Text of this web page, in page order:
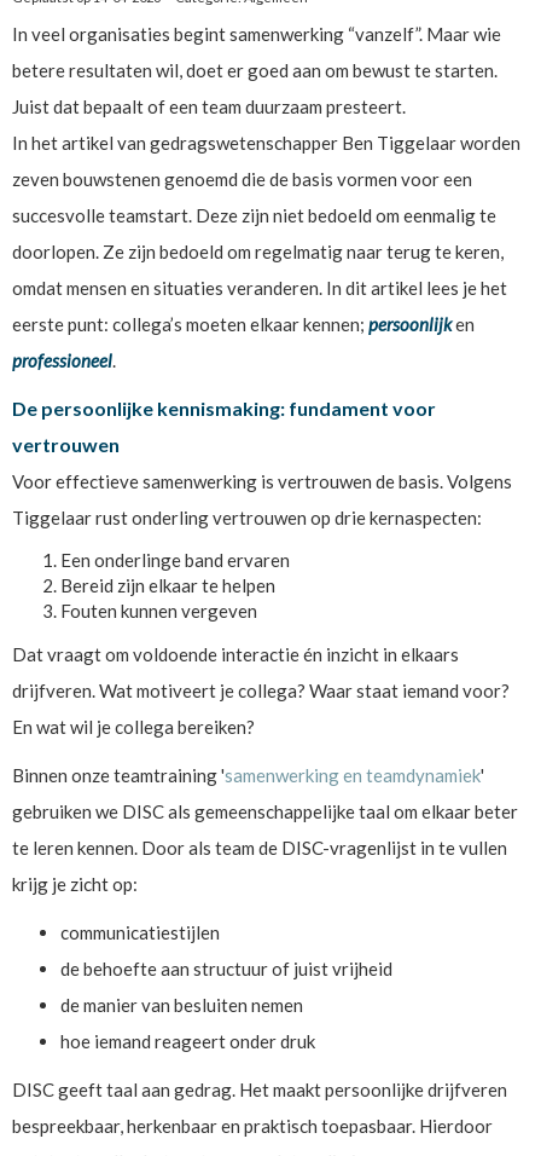
In veel organisaties begint samenwerking “vanzelf”. Maar wie
betere resultaten wil, doet er goed aan om bewust te starten.
Juist dat bepaalt of een team duurzaam presteert.
In het artikel van gedragswetenschapper Ben Tiggelaar worden
zeven bouwstenen genoemd die de basis vormen voor een
succesvolle teamstart. Deze zijn niet bedoeld om eenmalig te
doorlopen. Ze zijn bedoeld om regelmatig naar terug te keren,
omdat mensen en situaties veranderen. In dit artikel lees je het
eerste punt: collega’s moeten elkaar kennen; persoonlijken
professioneel.
De persoonlijke kennismaking: fundament voor
vertrouwen
Voor effectieve samenwerking is vertrouwen de basis. Volgens
Tiggelaar rust onderling vertrouwen op drie kernaspecten:
Een onderlinge band ervaren
Bereid zijn elkaar te helpen
Fouten kunnen vergeven
Dat vraagt om voldoende interactie én inzicht in elkaars
drijfveren. Wat motiveert je collega? Waar staat iemand voor?
En wat wil je collega bereiken?
Binnen onze teamtraining 'samenwerking en teamdynamiek'
gebruiken we DISC als gemeenschappelijke taal om elkaar beter
te leren kennen. Door als team de DISC-vragenlijst in te vullen
krijg je zicht op:
communicatiestijlen
de behoefte aan structuur of juist vrijheid
de manier van besluiten nemen
hoe iemand reageert onder druk
DISC geeft taal aan gedrag. Het maakt persoonlijke drijfveren
bespreekbaar, herkenbaar en praktisch toepasbaar. Hierdoor